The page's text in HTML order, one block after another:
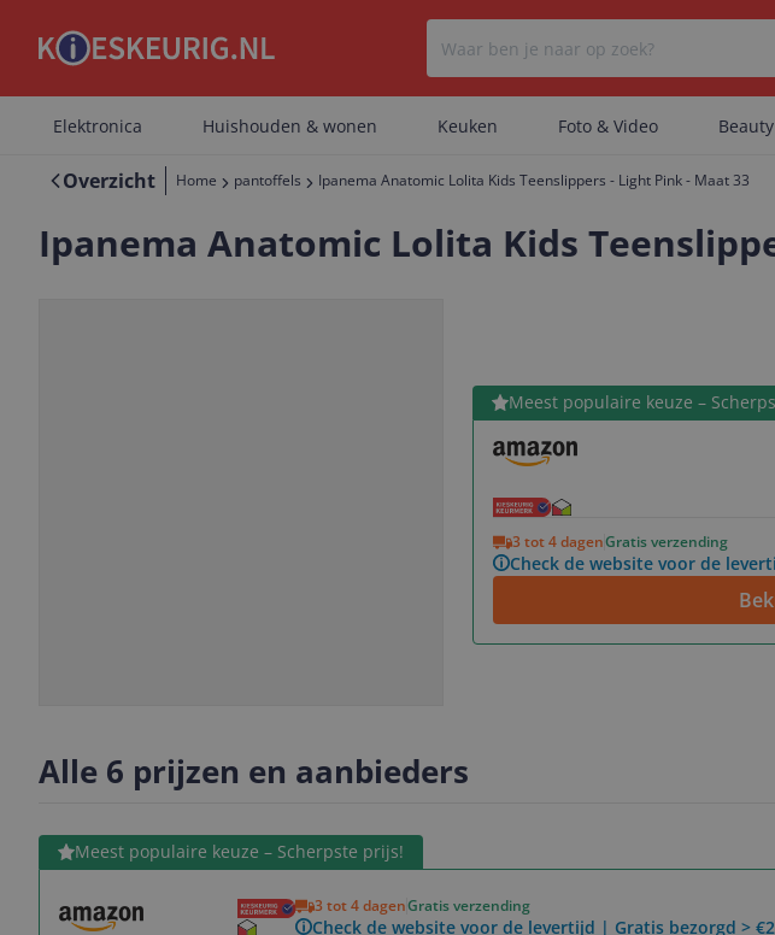
Er zijn geen
Er zijn geen
Elektronica Huishouden & wonen Keuken Foto & Video
Overzicht Home pantoffels Ipanema Anatomic Lolita Kids Teenslippers - Light Pink - Maat 33
Ipanema Anatomic Lolita Kids
Meest populaire keuze –
3 tot 4 dagenGratis verzending
Check de website voor de
Bekijk product
Alle 6 prijzen en aanbieders
Meest populaire keuze – Scherpste prijs!
3 tot 4 dagenGratis verzending
Check de website voor de levertijd | Gratis bezorgd >
Bekijk product